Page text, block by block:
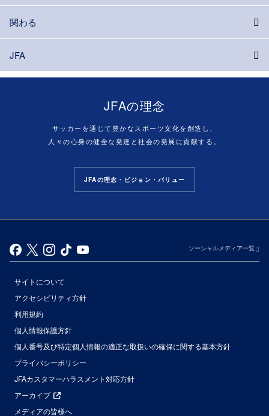
関わる
JFA
JFAの理念
サッカーを通じて豊かなスポーツ文化を創造し、
人々の心身の健全な発達と社会の発展に貢献する。
JFAの理念・ビジョン・バリュー
ソーシャルメディア一覧
サイトについて
アクセシビリティ方針
利用規約
個人情報保護方針
個人番号及び特定個人情報の適正な取扱いの確保に関する基本方針
プライバシーポリシー
JFAカスタマーハラスメント対応方針
アーカイブ
メディアの皆様へ